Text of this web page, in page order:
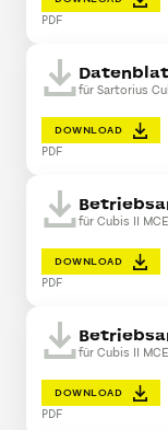
PDF
für Sartorius
DOWNLOAD
PDF
für Cubis II
DOWNLOAD
PDF
für Cubis II
DOWNLOAD
PDF